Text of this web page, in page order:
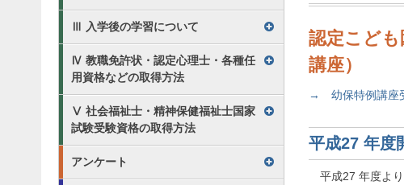
認定こども
講座）
→ 幼保特例講座
平成27 年度
平成27 年度より
Ⅲ 入学後の学習について
Ⅳ 教職免許状・認定心理士・各種任
用資格などの取得方法
Ⅴ 社会福祉士・精神保健福祉士国家
試験受験資格の取得方法
アンケート